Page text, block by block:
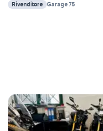
Rivenditore Garage 75